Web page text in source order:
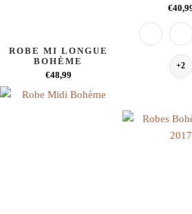
ROBE MI LONGUE
BOHÈME
€48,99
+2